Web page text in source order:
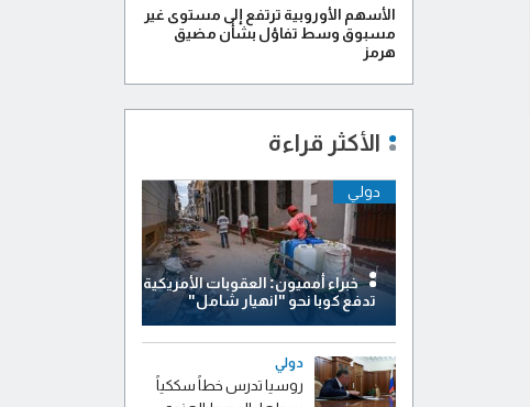
الأسهم الأوروبية ترتفع إلى مستوى غير
مسبوق وسط تفاؤل بشأن مضيق
هرمز
الأكثر قراءة
دولي
خبراء أمميون: العقوبات الأمريكية
تدفع كوبا نحو "انهيار شامل"
دولي
روسيا تدرس خطاً سككياً